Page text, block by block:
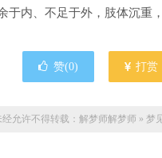
内、不足于外，肢体沉重
赞(0) 打赏
经允许不得转载：解梦师解梦师 » 梦